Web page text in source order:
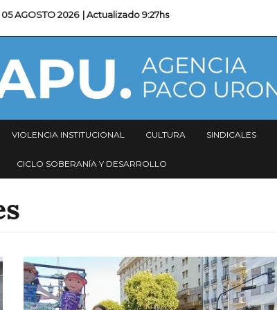
05 AGOSTO 2026 | Actualizado9:27hs
VIOLENCIA INSTITUCIONAL CULTURA SINDICALES
CICLO SOBERANÍA Y DESARROLLO
Imagen